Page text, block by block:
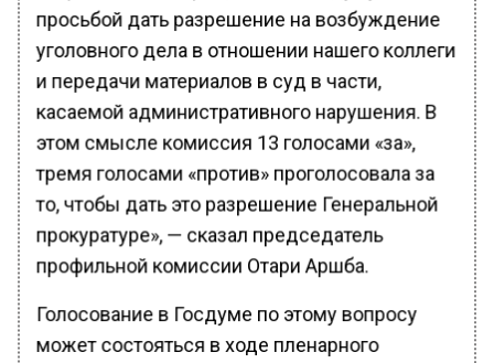
просьбой дать разрешение на возбуждение
уголовного дела в отношении нашего коллеги
и передачи материалов в суд в части,
касаемой административного нарушения. В
этом смысле комиссия 13 голосами «за»,
тремя голосами «против» проголосовала за
то, чтобы дать это разрешение Генеральной
прокуратуре», — сказал председатель
профильной комиссии Отари Аршба.
Голосование в Госдуме по этому вопросу
может состояться в ходе пленарного